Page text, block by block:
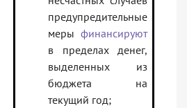
предупредительные
меры финансируют
в пределах денег,
выделенных из
бюджета на
текущий год;